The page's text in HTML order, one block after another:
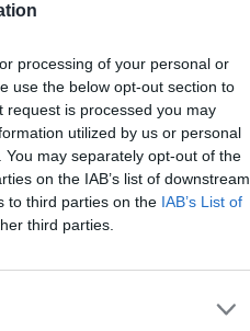
processing of your personal or
use the below opt-out section to
is processed you may
utilized by us or personal
may separately opt-out of the
on the IAB’s list of downstream
to third parties on the IAB’s List of
third parties.